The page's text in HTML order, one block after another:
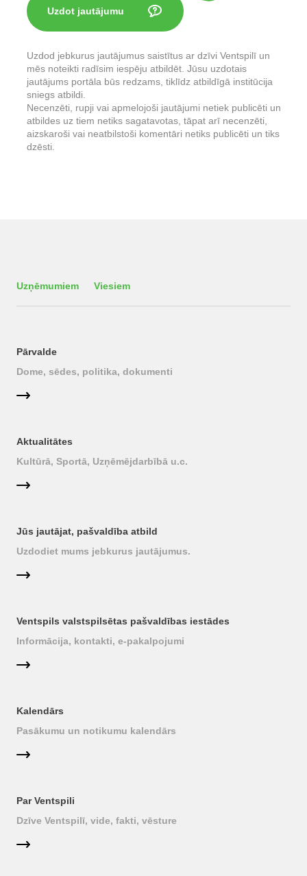
Uzdot jautājumu
Uzdod jebkurus jautājumus saistītus ar dzīvi Ventspilī un
mēs noteikti radīsim iespēju atbildēt. Jūsu uzdotais
jautājums portāla būs redzams, tiklīdz atbildīgā institūcija
sniegs atbildi.
Necenzēti, rupji vai apmelojoši jautājumi netiek publicēti un
atbildes uz tiem netiks sagatavotas, tāpat arī necenzēti,
aizskaroši vai neatbilstoši komentāri netiks publicēti un tiks
dzēsti.
Uzņēmumiem Viesiem
Pārvalde
Dome, sēdes, politika, dokumenti
Aktualitātes
Kultūrā, Sportā, Uzņēmējdarbībā u.c.
Jūs jautājat, pašvaldība atbild
Uzdodiet mums jebkurus jautājumus.
Ventspils valstspilsētas pašvaldības iestādes
Informācija, kontakti, e-pakalpojumi
Kalendārs
Pasākumu un notikumu kalendārs
Par Ventspili
Dzīve Ventspilī, vide, fakti, vēsture